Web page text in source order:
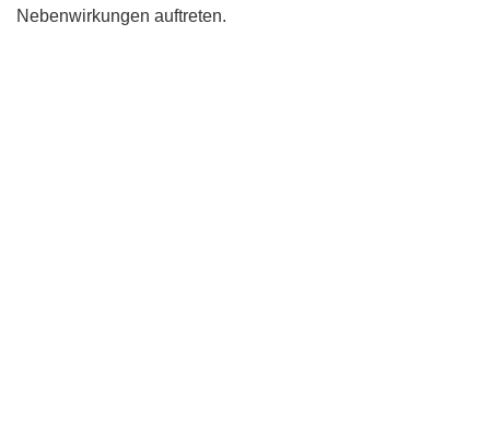
Nebenwirkungen auftreten.